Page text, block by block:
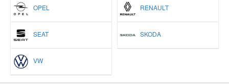
OPEL RENAULT
SEAT SKODA
VW